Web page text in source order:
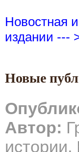
Новостная
издании ---
Новые
Автор: